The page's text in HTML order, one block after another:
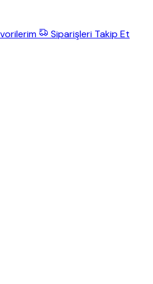
Siparişleri Takip Et